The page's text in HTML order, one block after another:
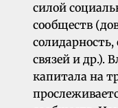
силой
сообществ
связей и др.).
капитала на